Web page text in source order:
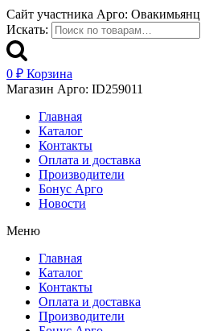
Сайт участника Арго: Овакимьянц
Искать:
0 ₽ Корзина
Магазин Арго: ID259011
Главная
Каталог
Контакты
Оплата и доставка
Производители
Бонус Арго
Новости
Меню
Главная
Каталог
Контакты
Оплата и доставка
Производители